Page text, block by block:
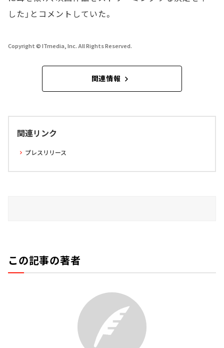
した」とコメントしていた。
Copyright © ITmedia, Inc. All Rights Reserved.
関連情報
関連リンク
プレスリリース
この記事の著者